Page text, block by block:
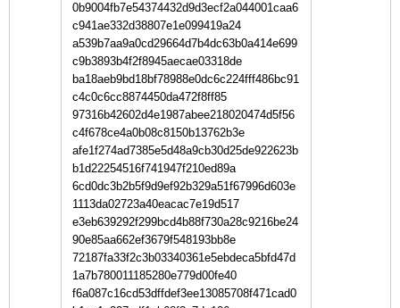
0b9004fb7e54374432d9d3ecf2a044001caa6
c941ae332d38807e1e099419a24
a539b7aa9a0cd29664d7b4dc63b0a414e699
c9b3893b4f2f8945aecae03318de
ba18aeb9bd18bf78988e0dc6c224fff486bc91
c4c0c6cc8874450da472f8ff85
97316b42602d4e1987abee218020474d5f56
c4f678ce4a0b08c8150b13762b3e
afe1f274ad7385e5d48a9cb30d25de922623b
b1d22254516f741947f210ed89a
6cd0dc3b2b5f9d9ef92b329a51f67996d603e
1113da02723a40eacac7e19d517
e3eb639292f299bcd4b88f730a28c9216be24
90e85aa662ef3679f548193bb8e
72187fa33f2c3b03340361e5ebdeca5bfd47d
1a7b780011185280e779d00fe40
f6a087c16cd53dffdef3ee13085708f471cad0